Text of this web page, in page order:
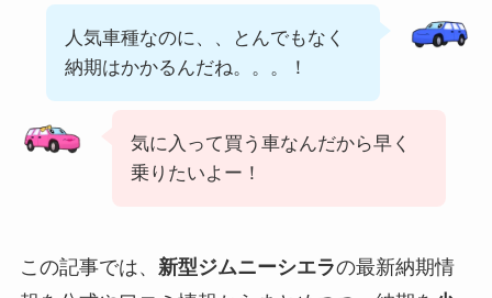
人気車種なのに、、とんでもなく
納期はかかるんだね。。。！
気に入って買う車なんだから早く
乗りたいよー！
この記事では、 新型ジムニーシエラの最新納期情